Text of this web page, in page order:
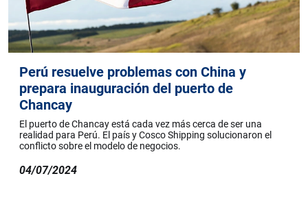
Perú resuelve problemas con China y
prepara inauguración del puerto de
Chancay
El puerto de Chancay está cada vez más cerca de ser una
realidad para Perú. El país y Cosco Shipping solucionaron el
conflicto sobre el modelo de negocios.
04/07/2024